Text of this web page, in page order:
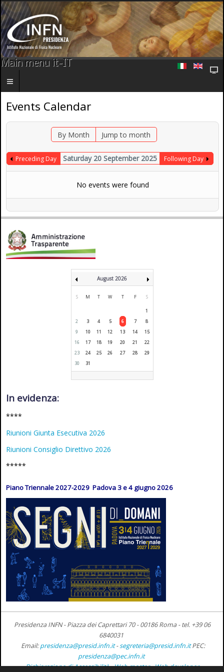
Main menu it-IT
Events Calendar
By Month Jump to month
Preceding Day Saturday 20 September 2025 Following Day
No events were found
August 2026
S M T W T F S
1
2
3 4 5 6 7
8
9
10 11 12 13 14
15
16
17 18 19 20 21
22
23
24 25 26 27 28
29
30
31
In evidenza:
****
Riunioni Giunta Esecutiva 2026
Riunioni Consiglio Direttivo 2026
*****
Piano Triennale 2027-2029 Padova 3 e 4 giugno 2026
Presidenza INFN - Piazza dei Caprettari 70 - 00186 Roma -tel. +39 06
6840031
Email:presidenza@presid.infn.it-segreteria@presid.infn.it PEC:
presidenza@pec.infn.it
Dichiarazione di Accessibilità-Web master-Web developer